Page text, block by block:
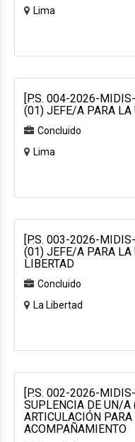
Lima
[P.S. 004-2026-
(01) JEFE/A PARA
Concluido
Lima
[P.S. 003-2026-
(01) JEFE/A PARA LA
LIBERTAD
Concluido
La Libertad
[P.S. 002-2026-
SUPLENCIA DE UN/
ARTICULACIÓN
ACOMPAÑAMIENTO